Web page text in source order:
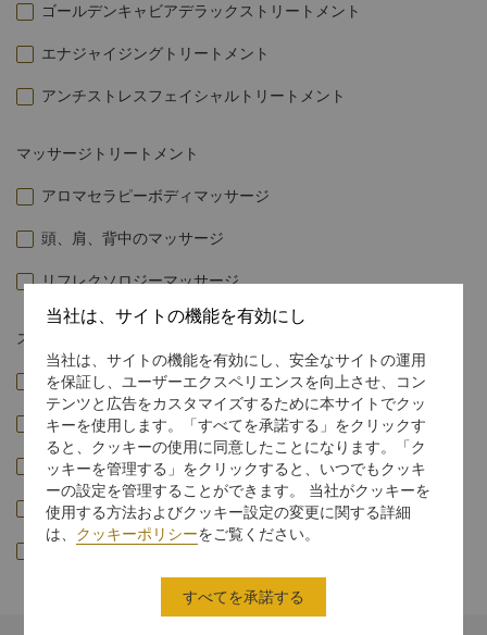
ゴールデンキャビアデラックストリートメント
エナジャイジングトリートメント
アンチストレスフェイシャルトリートメント
マッサージトリートメント
アロマセラピーボディマッサージ
頭、肩、背中のマッサージ
リフレクソロジーマッサージ
スパジャーニー
レジャーウェルネスリトリート
完璧なリフレッシュ
疲労回復のオアシス
元気回復のウェルネスリトリート
デトックスウェルネスリトリート
当社は、サイトの機能を有効にし
当社は、サイトの機能を有効にし、安全なサイトの運用
を保証し、ユーザーエクスペリエンスを向上させ、コン
テンツと広告をカスタマイズするために本サイトでクッ
キーを使用します。「すべてを承諾する」をクリックす
ると、クッキーの使用に同意したことになります。「ク
ッキーを管理する」をクリックすると、いつでもクッキ
ーの設定を管理することができます。 当社がクッキーを
使用する方法およびクッキー設定の変更に関する詳細
は、 クッキーポリシーをご覧ください。
すべてを承諾する